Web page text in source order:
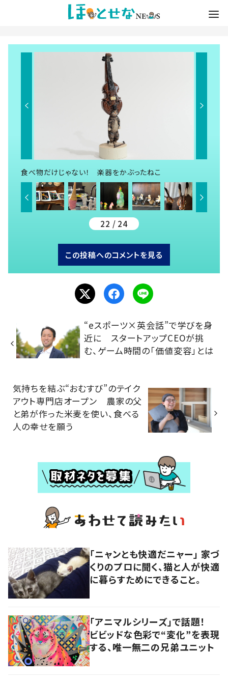
食べ物だけじゃない！ 楽器をかぶったねこ
22 / 24
この投稿へのコメントを見る
“eスポーツ×英会話”で学びを身
近に スタートアップCEOが挑
む、ゲーム時間の「価値変容」とは
気持ちを結ぶ“おむすび”のテイク
アウト専門店オープン 農家の父
と弟が作った米麦を使い、食べる
人の幸せを願う
「ニャンとも快適だニャー」 家づ
くりのプロに聞く、猫と人が快適
に暮らすためにできること。
「アニマルシリーズ」で話題！
ビビッドな色彩で“変化”を表現
する、唯一無二の兄弟ユニット